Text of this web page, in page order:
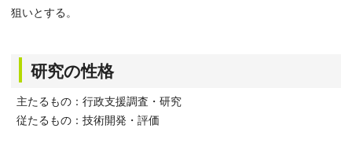
狙いとする。
研究の性格
主たるもの：行政支援調査・研究
従たるもの：技術開発・評価